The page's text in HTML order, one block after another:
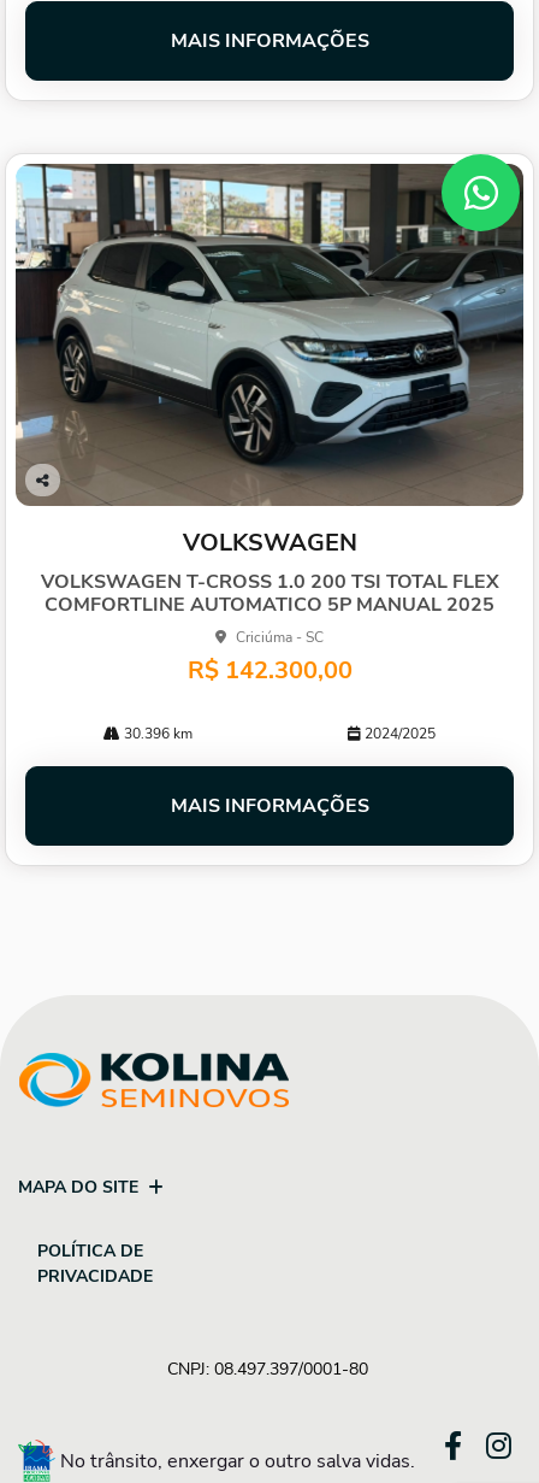
MAIS INFORMAÇÕES
Co
VOLKSWAGEN
VOLKSWAGEN T-CROSS 1.0 200 TSI TOTAL FLEX
COMFORTLINE AUTOMATICO 5P MANUAL 2025
Criciúma - SC
R$ 142.300,00
30.396 km 2024/2025
MAIS INFORMAÇÕES
MAPA DO SITE
POLÍTICA DE
PRIVACIDADE
CNPJ: 08.497.397/0001-80
No trânsito, enxergar o outro salva vidas.